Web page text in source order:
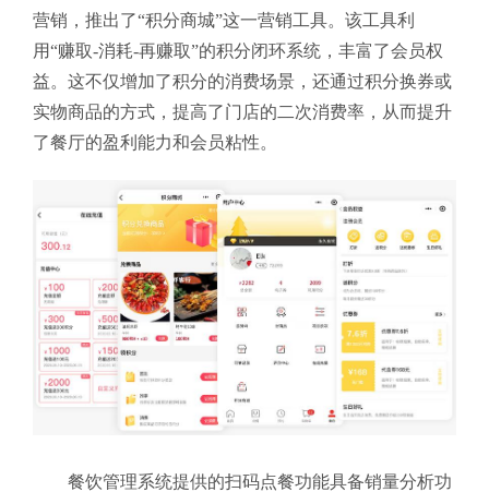
营销，推出了“积分商城”这一营销工具。该工具利
用“赚取-消耗-再赚取”的积分闭环系统，丰富了会员权
益。这不仅增加了积分的消费场景，还通过积分换券或
实物商品的方式，提高了门店的二次消费率，从而提升
了餐厅的盈利能力和会员粘性。
餐饮管理系统提供的扫码点餐功能具备销量分析功